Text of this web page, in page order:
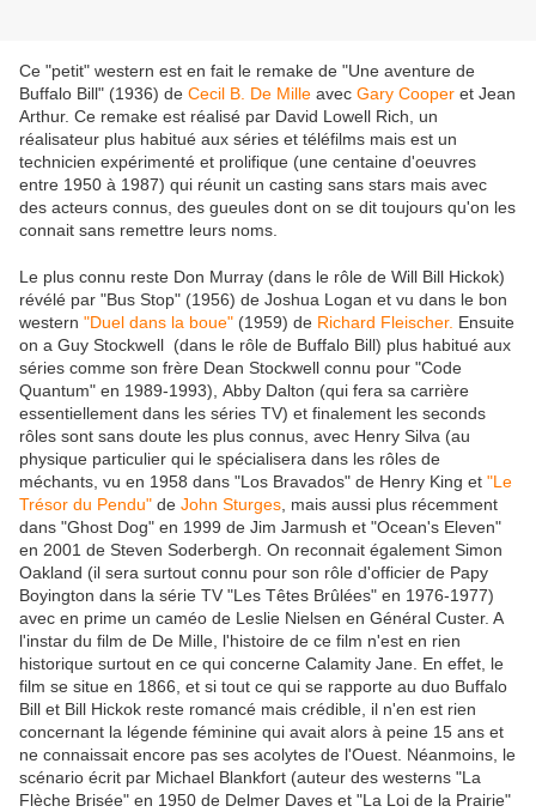
Ce "petit" western est en fait le remake de "Une aventure de
Buffalo Bill" (1936) de Cecil B. De Mille avec Gary Cooper et Jean
Arthur. Ce remake est réalisé par David Lowell Rich, un
réalisateur plus habitué aux séries et téléfilms mais est un
technicien expérimenté et prolifique (une centaine d'oeuvres
entre 1950 à 1987) qui réunit un casting sans stars mais avec
des acteurs connus, des gueules dont on se dit toujours qu'on les
connait sans remettre leurs noms.
Le plus connu reste Don Murray (dans le rôle de Will Bill Hickok)
révélé par "Bus Stop" (1956) de Joshua Logan et vu dans le bon
western "Duel dans la boue" (1959) de Richard Fleischer. Ensuite
on a Guy Stockwell (dans le rôle de Buffalo Bill) plus habitué aux
séries comme son frère Dean Stockwell connu pour "Code
Quantum" en 1989-1993), Abby Dalton (qui fera sa carrière
essentiellement dans les séries TV) et finalement les seconds
rôles sont sans doute les plus connus, avec Henry Silva (au
physique particulier qui le spécialisera dans les rôles de
méchants, vu en 1958 dans "Los Bravados" de Henry King et "Le
Trésor du Pendu" de John Sturges , mais aussi plus récemment
dans "Ghost Dog" en 1999 de Jim Jarmush et "Ocean's Eleven"
en 2001 de Steven Soderbergh. On reconnait également Simon
Oakland (il sera surtout connu pour son rôle d'officier de Papy
Boyington dans la série TV "Les Têtes Brûlées" en 1976-1977)
avec en prime un caméo de Leslie Nielsen en Général Custer. A
l'instar du film de De Mille, l'histoire de ce film n'est en rien
historique surtout en ce qui concerne Calamity Jane. En effet, le
film se situe en 1866, et si tout ce qui se rapporte au duo Buffalo
Bill et Bill Hickok reste romancé mais crédible, il n'en est rien
concernant la légende féminine qui avait alors à peine 15 ans et
ne connaissait encore pas ses acolytes de l'Ouest. Néanmoins, le
scénario écrit par Michael Blankfort (auteur des westerns "La
Flèche Brisée" en 1950 de Delmer Daves et "La Loi de la Prairie"